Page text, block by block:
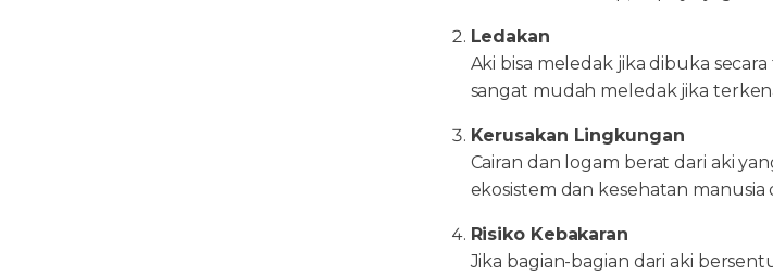
Ledakan
Aki bisa meledak jika dibuka
sangat mudah meledak jika
Kerusakan Lingkungan
Cairan dan logam berat dari aki
ekosistem dan kesehatan manusia
Risiko Kebakaran
Jika bagian-bagian dari aki